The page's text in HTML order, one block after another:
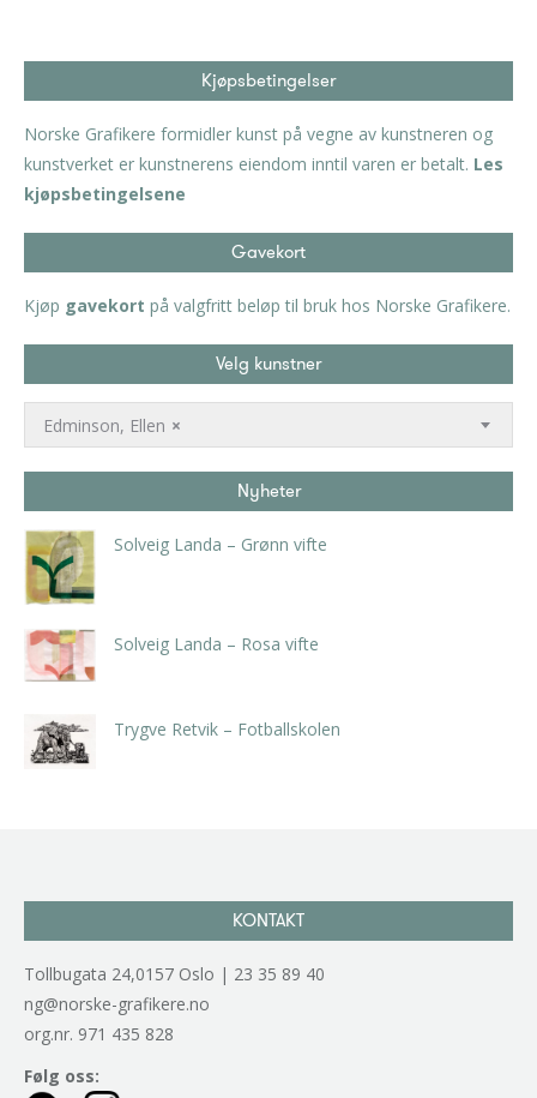
Kjøpsbetingelser
Norske Grafikere formidler kunst på vegne av kunstneren og
kunstverket er kunstnerens eiendom inntil varen er betalt. Les
kjøpsbetingelsene
Gavekort
Kjøp gavekort på valgfritt beløp til bruk hos Norske Grafikere.
Velg kunstner
×
Edminson, Ellen
Nyheter
Solveig Landa – Grønn vifte
Solveig Landa – Rosa vifte
Trygve Retvik – Fotballskolen
KONTAKT
Tollbugata 24,0157 Oslo | 23 35 89 40
ng@norske-grafikere.no
org.nr. 971 435 828
Følg oss: